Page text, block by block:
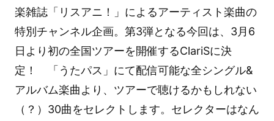
楽雑誌「リスアニ！」によるアーティスト楽曲の
特別チャンネル企画。第3弾となる今回は、3月6
日より初の全国ツアーを開催するClariSに決
定！ 「うたパス」にて配信可能な全シングル&
アルバム楽曲より、ツアーで聴けるかもしれない
（？）30曲をセレクトします。セレクターはなん